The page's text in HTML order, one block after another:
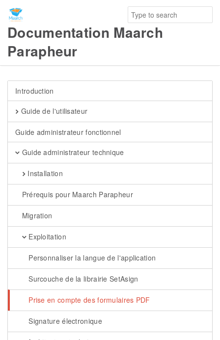
Documentation Maarch
Parapheur
Introduction
Guide de l'utilisateur
Guide administrateur fonctionnel
Guide administrateur technique
Installation
Prérequis pour Maarch Parapheur
Migration
Exploitation
Personnaliser la langue de l'application
Surcouche de la librairie SetAsign
Prise en compte des formulaires PDF
Signature électronique